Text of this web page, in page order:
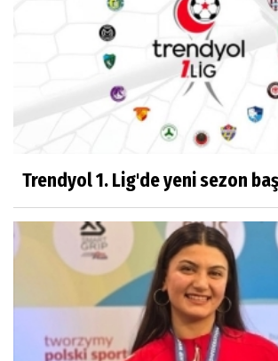
Trendyol 1. Lig'de yeni sezon